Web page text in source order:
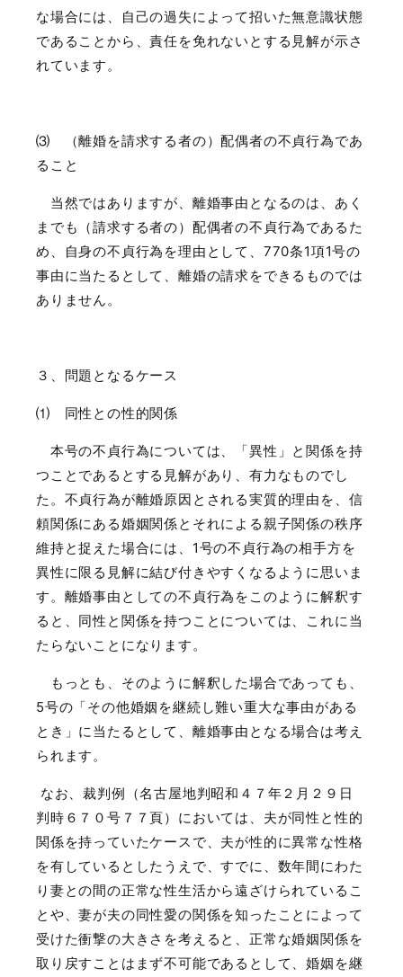
な場合には、自己の過失によって招いた無意識状態
であることから、責任を免れないとする見解が示さ
れています。
⑶ （離婚を請求する者の）配偶者の不貞行為であ
ること
当然ではありますが、離婚事由となるのは、あく
までも（請求する者の）配偶者の不貞行為であるた
め、自身の不貞行為を理由として、 770条1項1号の
事由に当たるとして、離婚の請求をできるものでは
ありません。
３、問題となるケース
⑴ 同性との性的関係
本号の不貞行為については、「異性」と関係を持
つことであるとする見解があり、有力なものでし
た。不貞行為が離婚原因とされる実質的理由を、信
頼関係にある婚姻関係とそれによる親子関係の秩序
維持と捉えた場合には、 1号の不貞行為の相手方を
異性に限る見解に結び付きやすくなるように思いま
す。離婚事由としての不貞行為をこのように解釈す
ると、同性と関係を持つことについては、これに当
たらないことになります。
もっとも、そのように解釈した場合であっても、
5号の「その他婚姻を継続し難い重大な事由がある
とき」に当たるとして、離婚事由となる場合は考え
られます。
なお、裁判例（名古屋地判昭和４７年２月２９日
判時６７０号７７頁）においては、夫が同性と性的
関係を持っていたケースで、夫が性的に異常な性格
を有しているとしたうえで、すでに、数年間にわた
り妻との間の正常な性生活から遠ざけられているこ
とや、妻が夫の同性愛の関係を知ったことによって
受けた衝撃の大きさを考えると、正常な婚姻関係を
取り戻すことはまず不可能であるとして、婚姻を継